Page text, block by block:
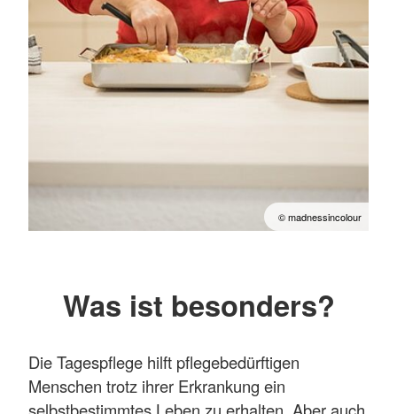
© madnessincolour
Was ist besonders?
Die Tagespflege hilft pflegebedürftigen
Menschen trotz ihrer Erkrankung ein